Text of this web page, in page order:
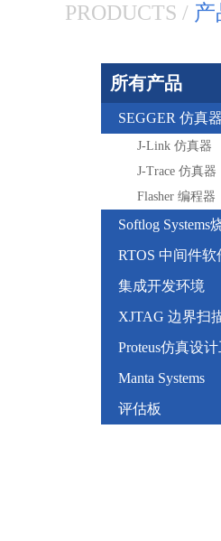
PRODUCTS /
所有产品
SEGGER 仿真
J-Link 仿真器
J-Trace 仿真器
Flasher 编程器
Softlog Systems
RTOS 中间件软
集成开发环境
XJTAG 边界扫
Proteus仿真设
Manta Systems
评估板